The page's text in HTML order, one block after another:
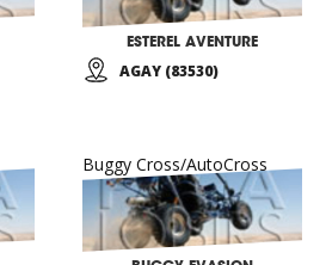
ESTEREL AVENTURE
AGAY (83530)
Buggy Cross/AutoCross